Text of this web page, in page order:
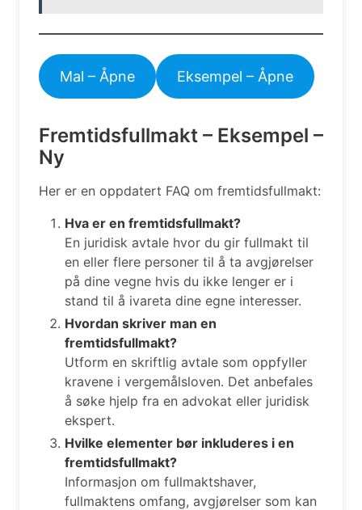
Mal – Åpne Eksempel – Åpne
Fremtidsfullmakt – Eksempel –
Ny
Her er en oppdatert FAQ om fremtidsfullmakt:
Hva er en fremtidsfullmakt?
En juridisk avtale hvor du gir fullmakt til
en eller flere personer til å ta avgjørelser
på dine vegne hvis du ikke lenger er i
stand til å ivareta dine egne interesser.
Hvordan skriver man en
fremtidsfullmakt?
Utform en skriftlig avtale som oppfyller
kravene i vergemålsloven. Det anbefales
å søke hjelp fra en advokat eller juridisk
ekspert.
Hvilke elementer bør inkluderes i en
fremtidsfullmakt?
Informasjon om fullmaktshaver,
fullmaktens omfang, avgjørelser som kan